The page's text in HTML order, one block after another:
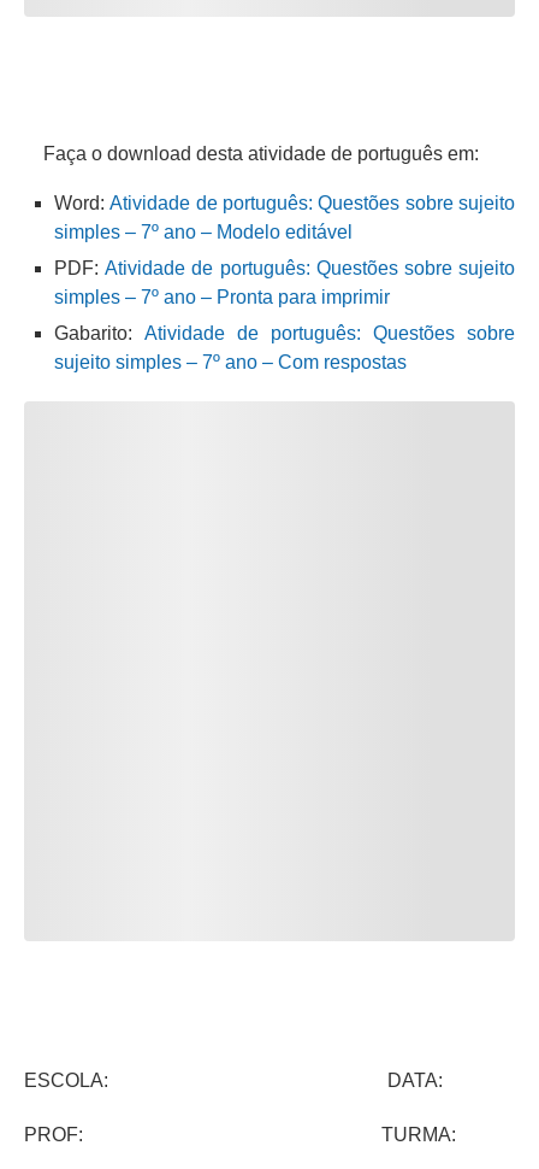
Faça o download desta atividade de português em:
Word:Atividade de português: Questões sobre sujeito
simples – 7º ano – Modelo editável
PDF:Atividade de português: Questões sobre sujeito
simples – 7º ano – Pronta para imprimir
Gabarito: Atividade de português: Questões sobre
sujeito simples – 7º ano – Com respostas
ESCOLA: DATA:
PROF: TURMA: